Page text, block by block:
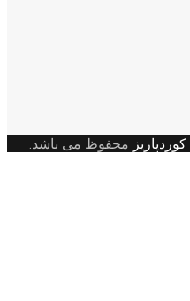
کوردپاریز محفوظ می باشد.